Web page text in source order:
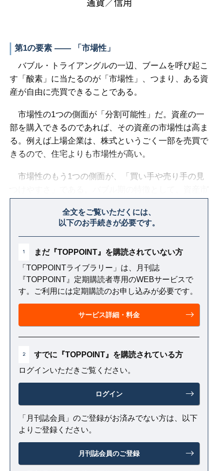
第1の要素 ―― 「市場性」
バブル・トライアングルの一辺、ブームを呼び起こ
す「酸素」に当たるのが「市場性」、つまり、ある資
産が自由に売買できることである。
市場性の1つの側面が「分割可能性」だ。資産の一
部を購入できるのであれば、その資産の市場性は高ま
る。例えば上場企業は、株式というごく一部を売買で
きるので、住宅よりも市場性が高い。
市場性のもう1つの側面が、「買い手や売り手の見
つけやすさ」である。バブル期の特徴として、資産市
らむ点が挙げられる。全文をご覧いただくには、
以下のお手続きが必要です。
1
まだ『TOPPOINT』を購読されていない方
「TOPPOINTライブラリー」は、月刊誌
『TOPPOINT』定期購読者専用のWEBサービスで
す。ご利用には定期購読のお申し込みが必要です。
サービス詳細・料金
2
すでに『TOPPOINT』を購読されている方
ログインいただきご覧ください。
ログイン
「月刊誌会員」のご登録がお済みでない方は、以下
よりご登録ください。
月刊誌会員のご登録